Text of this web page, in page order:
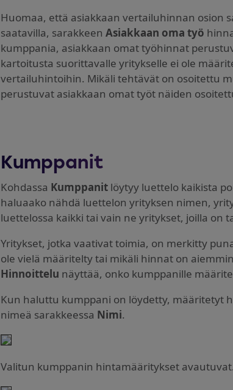
Huomaa, että asiakkaan vertailuhinnan osion
saatavilla, sarakkeen Asiakkaan oma työ
kumppania, asiakkaan omat työhinnat
kartoitusta suorittavalle yritykselle ei ole
vertailuhintoihin. Mikäli tehtävät on osoitettu
perustuvat asiakkaan omat työt näiden
Kumppanit
Kohdassa Kumppanit löytyy luettelo kaikista
haluaako nähdä luettelon yrityksen nimen,
luettelossa kaikki tai vain ne yritykset, joilla on
Yritykset, jotka vaativat toimia, on merkitty
ole vielä määritelty tai mikäli hinnat on
Hinnoittelu näyttää, onko kumppanille
Kun haluttu kumppani on löydetty, määritetyt
nimeä sarakkeessa Nimi.
Valitun kumppanin hintamääritykset